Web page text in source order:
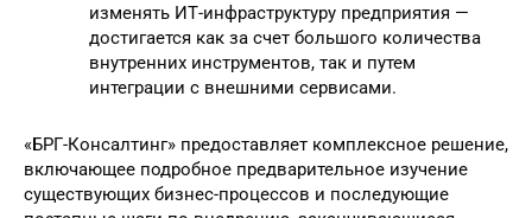
изменять ИТ-инфраструктуру предприятия —
достигается как за счет большого количества
внутренних инструментов, так и путем
интеграции с внешними сервисами.
«БРГ-Консалтинг» предоставляет комплексное решение,
включающее подробное предварительное изучение
существующих бизнес-процессов и последующие